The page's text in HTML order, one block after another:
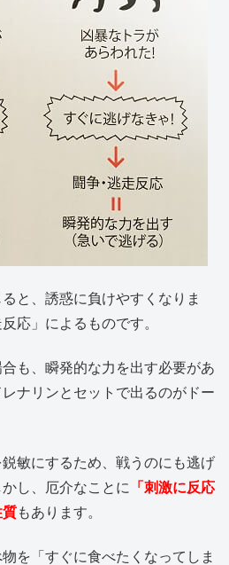
と、誘惑に負けやすくなりま
応」によるものです。
も、瞬発的な力を出す必要があ
ナリンとセットで出るのがドー
敏にするため、戦うのにも逃げ
し、厄介なことに
「刺激に反応
質もあります。
を「すぐに食べたくなってしま